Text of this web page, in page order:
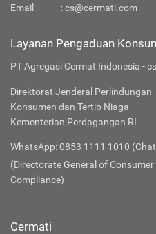
Email
:cs@cermati.com
Layanan Pengaduan
PT Agregasi Cermat Indonesia -
Direktorat Jenderal Perlindungan
Konsumen dan Tertib Niaga
Kementerian Perdagangan RI
WhatsApp: 0853 1111 1010
(Directorate General of
Compliance)
Cermati